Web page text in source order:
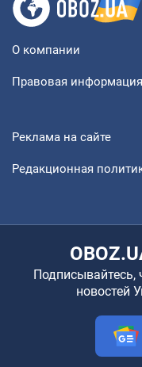
О компании
Правовая информация
Реклама на сайте
Редакционная
Подписывайтесь,
новостей